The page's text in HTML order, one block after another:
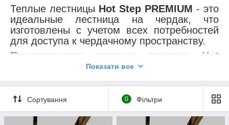
Теплые лестницы Hot Step PREMIUM - это
идеальные лестница на чердак, что
изготовлены с учетом всех потребностей
для доступа к чердачному пространству.
Преимущества теплых лестниц Hot
теплее лестницы по цене обычных!
Теплоизоляционные характеристики -
белая утепленная крышка толщиной 46
Показати все
Сортування 0 Фільтри